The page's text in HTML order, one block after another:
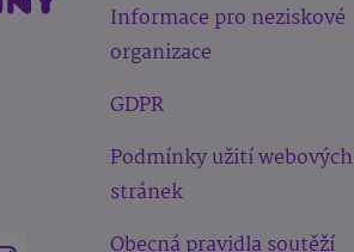
Informace pro neziskové
organizace
GDPR
Podmínky užití webových
stránek
Obecná pravidla soutěží